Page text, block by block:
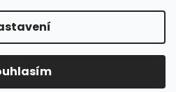
&PekneWeby